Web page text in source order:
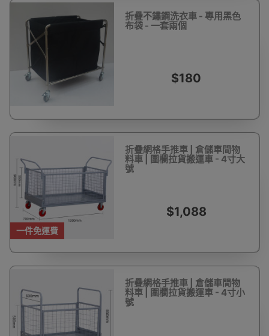
折疊不鏽鋼洗衣車 - 專用黑色
布袋 - 一套兩個
$180
一件免運費
折疊網格手推車 | 倉儲車間物
料車 | 圍欄拉貨搬運車 - 4寸大
號
$1,088
折疊網格手推車 | 倉儲車間物
料車 | 圍欄拉貨搬運車 - 4寸小
號